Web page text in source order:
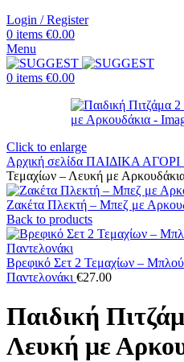
Login / Register
0 items €0.00
Menu
0 items €0.00
Click to enlarge
Αρχική σελίδα ΠΑΙΔΙΚΑ ΑΓΟΡΙ
Τεμαχίων – Λευκή με
Ζακέτα Πλεκτή – Μπεζ με
Back to products
Βρεφικό Σετ 2 Τεμαχίων –
Παντελονάκι €27.00
Παιδική
Λευκή με